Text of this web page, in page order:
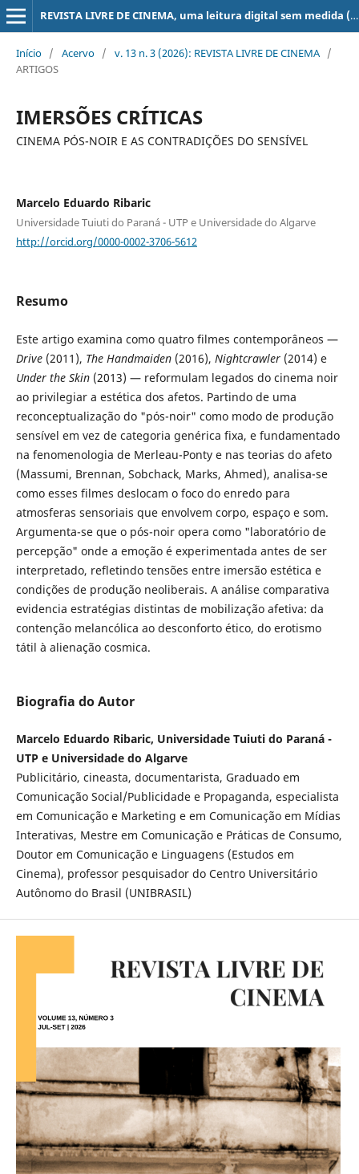
REVISTA LIVRE DE CINEMA, uma leitura digital sem medida (super 8, 16, 35, 70 mm, ...)
Início / Acervo / v. 13 n. 3 (2026): REVISTA LIVRE DE CINEMA /
ARTIGOS
IMERSÕES CRÍTICAS
CINEMA PÓS-NOIR E AS CONTRADIÇÕES DO SENSÍVEL
Marcelo Eduardo Ribaric
Universidade Tuiuti do Paraná - UTP e Universidade do Algarve
http://orcid.org/0000-0002-3706-5612
Resumo
Este artigo examina como quatro filmes contemporâneos —
Drive(2011), The Handmaiden(2016), Nightcrawler(2014) e
Under the Skin(2013) — reformulam legados do cinema noir
ao privilegiar a estética dos afetos. Partindo de uma
reconceptualização do "pós-noir" como modo de produção
sensível em vez de categoria genérica fixa, e fundamentado
na fenomenologia de Merleau-Ponty e nas teorias do afeto
(Massumi, Brennan, Sobchack, Marks, Ahmed), analisa-se
como esses filmes deslocam o foco do enredo para
atmosferas sensoriais que envolvem corpo, espaço e som.
Argumenta-se que o pós-noir opera como "laboratório de
percepção" onde a emoção é experimentada antes de ser
interpretado, refletindo tensões entre imersão estética e
condições de produção neoliberais. A análise comparativa
evidencia estratégias distintas de mobilização afetiva: da
contenção melancólica ao desconforto ético, do erotismo
tátil à alienação cosmica.
Biografia do Autor
Marcelo Eduardo Ribaric, Universidade Tuiuti do Paraná -
UTP e Universidade do Algarve
Publicitário, cineasta, documentarista, Graduado em
Comunicação Social/Publicidade e Propaganda, especialista
em Comunicação e Marketing e em Comunicação em Mídias
Interativas, Mestre em Comunicação e Práticas de Consumo,
Doutor em Comunicação e Linguagens (Estudos em
Cinema), professor pesquisador do Centro Universitário
Autônomo do Brasil (UNIBRASIL)